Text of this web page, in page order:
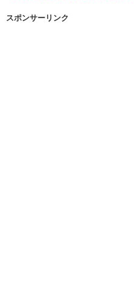
スポンサーリンク